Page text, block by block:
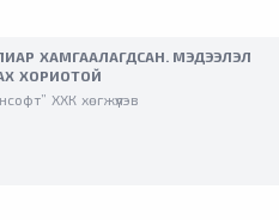
ХАМГААЛАГДСАН. МЭДЭЭЛЭЛ
ХОРИОТОЙ
ХХК хөгжүүлэв